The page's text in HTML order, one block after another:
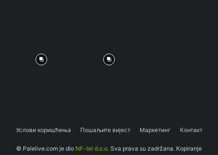
Услови коришћења Пошаљите вијест Маркетинг Контакт
© Palelive.com je dio NF-tel d.o.o. Sva prava su zadržana. Kopiranje